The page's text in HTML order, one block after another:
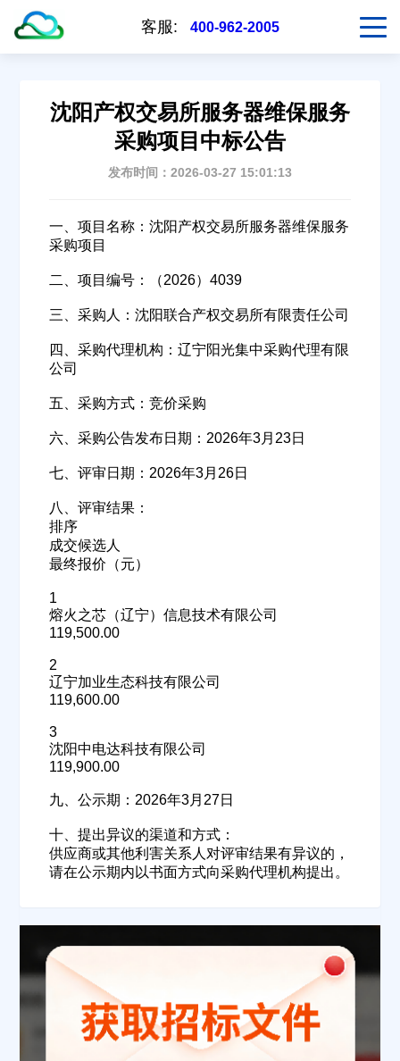
客服: 400-962-2005
沈阳产权交易所服务器维保服务
采购项目中标公告
发布时间：2026-03-27 15:01:13
一、项目名称：沈阳产权交易所服务器维保服务
采购项目
二、项目编号：（2026）4039
三、采购人：沈阳联合产权交易所有限责任公司
四、采购代理机构：辽宁阳光集中采购代理有限
公司
五、采购方式：竞价采购
六、采购公告发布日期：2026年3月23日
七、评审日期：2026年3月26日
八、评审结果：
排序
成交候选人
最终报价（元）
1
熔火之芯（辽宁）信息技术有限公司
119,500.00
2
辽宁加业生态科技有限公司
119,600.00
3
沈阳中电达科技有限公司
119,900.00
九、公示期：2026年3月27日
十、提出异议的渠道和方式：
供应商或其他利害关系人对评审结果有异议的，
请在公示期内以书面方式向采购代理机构提出。
欢迎入驻供应商
公司所在地
请选择省市